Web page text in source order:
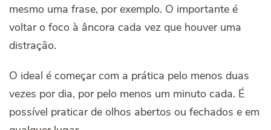
mesmo uma frase, por exemplo. O importante é
voltar o foco à âncora cada vez que houver uma
distração.
O ideal é começar com a prática pelo menos duas
vezes por dia, por pelo menos um minuto cada. É
possível praticar de olhos abertos ou fechados e em